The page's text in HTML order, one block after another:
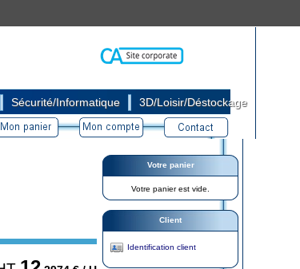
Sécurité/Informatique 3D/Loisir/Déstockage
Votre panier
Votre panier est vide.
Client
Identification client